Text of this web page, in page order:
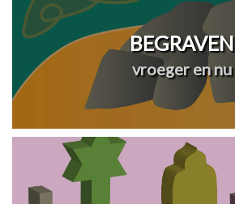
BEGRAVEN
vroeger en nu